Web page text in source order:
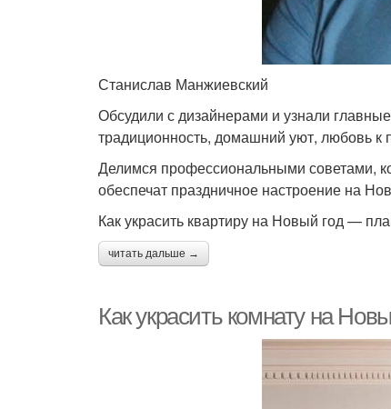
Станислав Манжиевский
Обсудили с дизайнерами и узнали
традиционность, домашний уют, любовь к
Делимся профессиональными советами,
обеспечат праздничное настроение на
Как украсить квартиру на Новый год —
читать дальше →
Как украсить комнату на